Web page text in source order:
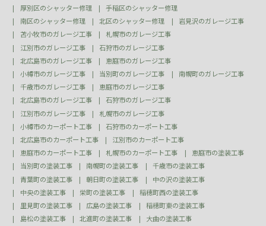
厚別区のシャッター修理
手稲区のシャッター修理
南区のシャッター修理
北区のシャッター修理
岩見沢のガレージ工事
苫小牧市のガレージ工事
札幌市のガレージ工事
江別市のガレージ工事
石狩市のガレージ工事
北広島市のガレージ工事
恵庭市のガレージ工事
小樽市のガレージ工事
当別町のガレージ工事
南幌町のガレージ工事
千歳市のガレージ工事
恵庭市のガレージ工事
北広島市のガレージ工事
石狩市のガレージ工事
江別市のガレージ工事
札幌市のガレージ工事
小樽市のカーポート工事
石狩市のカーポート工事
北広島市のカーポート工事
江別市のカーポート工事
恵庭市のカーポート工事
札幌市のカーポート工事
恵庭市の塗装工事
当別町の塗装工事
南幌町の塗装工事
千歳市の塗装工事
青葉町の塗装工事
朝日町の塗装工事
中の沢の塗装工事
中央の塗装工事
栄町の塗装工事
稲穂町西の塗装工事
里見町の塗装工事
広島の塗装工事
稲穂町東の塗装工事
島松の塗装工事
北進町の塗装工事
大曲の塗装工事